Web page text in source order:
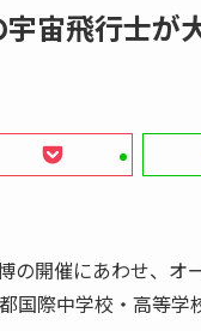
宙飛行士が
の開催にあわせ、オ
際中学校・高等学